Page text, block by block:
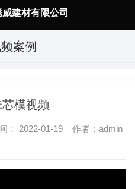
建材有限公司
案例
模视频
： 2022-01-19 作者：admin